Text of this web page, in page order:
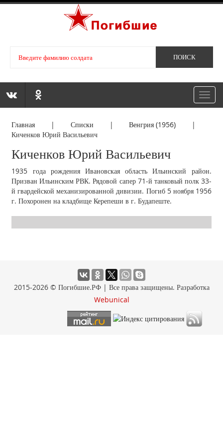
Главная | Списки |Венгрия (1956) |
Киченков Юрий Васильевич
Киченков Юрий Васильевич
1935 года рождения Ивановская область Ильинский район.
Призван Ильинским РВК. Рядовой сапер 71-й танковый полк 33-
й гвардейской механизированной дивизии. Погиб 5 ноября 1956
г. Похоронен на кладбище Керепеши в г. Будапеште.
2015-2026 © Погибшие.РФ | Все права защищены. Разработка
Webunical